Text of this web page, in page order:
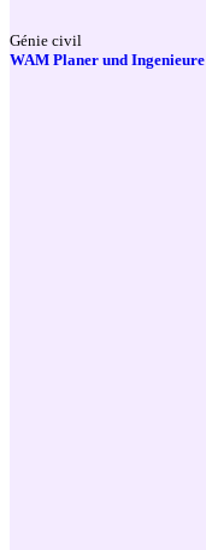
Génie civil
WAM Planer und Ingenieure